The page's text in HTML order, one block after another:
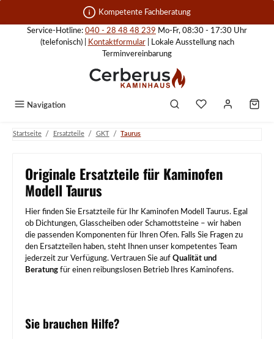
Zum Hauptinhalt springen Kompetente Fachberatung
Service-Hotline: 040 - 28 48 48 239 Mo-Fr, 08:30 - 17:30 Uhr
(telefonisch) |
Kontaktformular| Lokale Ausstellung nach
Terminvereinbarung
Navigation
Startseite / Ersatzteile / GKT / Taurus
Originale Ersatzteile für Kaminofen
Modell Taurus
Hier finden Sie Ersatzteile für Ihr Kaminofen Modell Taurus. Egal
ob Dichtungen, Glasscheiben oder Schamottsteine – wir haben
die passenden Komponenten für Ihren Ofen. Falls Sie Fragen zu
den Ersatzteilen haben, steht Ihnen unser kompetentes Team
jederzeit zur Verfügung. Vertrauen Sie auf Qualität und
Beratung für einen reibungslosen Betrieb Ihres Kaminofens.
Sie brauchen Hilfe?